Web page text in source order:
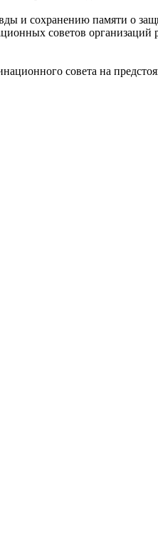
и сохранению памяти о
советов
совета на